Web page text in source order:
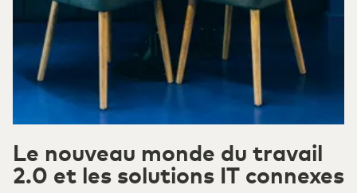
Le cloud offre flexibilité et évolutivité. Avec
Eurofiber, vous bénéficiez de performances
prévisibles, d’une sécurité maximale et d’un
contrôle total de vos données.
Secure Cloud Connect
La base de votre infrastructure TIC
Finance et assurance
Gouvernement
ICT & Télécommunications
Careers
Belgium
France Français
Deutschland Deutsch
Le nouveau monde du travail
2.0 et les solutions IT connexes